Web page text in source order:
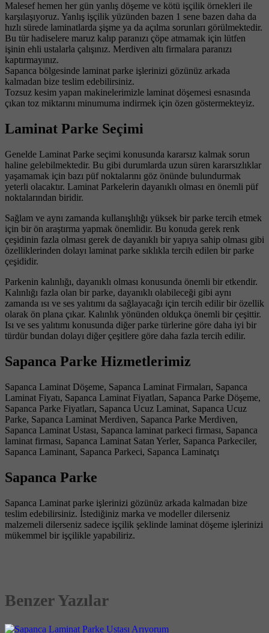
Malesef hemen her gün yanlış döşeme ve kötü işçilik örnekleri ile
karşılaşıyoruz. Yanlış işçilik yüzünden bazen 1 sene bazen daha da
hızlı sürede laminatlarda şişme ya da açılma sorunları görülmektedir.
Bu tür hadiselere maruz kalıp paranızı çöpe atmamak için lütfen
işinin ehli ustalarla çalışınız. Merdiven altı firmalara paranızı
kaptırmayınız.
Sapanca bölgesinde laminat parke işlerinizi gözünüz arkada
kalmadan bize teslim edebilirsiniz.
Tozsuz kesim yapan makinelerimizle laminat döşemesi esnasında
çıkan toz miktarını minumuma indirmek için özen göstermekteyiz.
Laminat Parke Seçimi
Genelde Laminat Parke seçimi konusunda kararsız kalmak sorun
haline gelebilmektedir. Bu gibi durumlarda uzun süren kararsızlıklar
yaşamamak için bazı püf noktalarını göz önünde bulundurmak
yeterli olacaktır. Laminat Parkelerin dayanıklı olması en önemli püf
noktalarından biridir.
Sağlam ve aynı zamanda kullanışlılığı yüksek bir parke tercih etmek
için bir ön araştırma yapmak önemlidir. Bu konuda gerek renk
çeşidinin fazla olması gerek de dayanıklı bir yapıya sahip olması gibi
özelliklerinden dolayı laminat parke sıklıkla tercih edilen bir parke
çeşididir.
Parkenin kalınlığı, dayanıklı olması konusunda önemli bir etkendir.
Kalınlığı fazla olan bir parke, dayanıklı olabileceği gibi aynı
zamanda ısı ve ses yalıtımı da sağlayacağı için tercih edilir bir özellik
olarak ön plana çıkar. Kalınlık yönünden oldukça önemli bir çeşittir.
Isı ve ses yalıtımı konusunda diğer parke türlerine göre daha iyi bir
türdür bundan dolayı diğer çeşitlere göre daha fazla tercih edilir.
Sapanca Parke Hizmetlerimiz
Sapanca Laminat Döşeme, Sapanca Laminat Firmaları, Sapanca
Laminat Fiyatı, Sapanca Laminat Fiyatları, Sapanca Parke Döşeme,
Sapanca Parke Fiyatları, Sapanca Ucuz Laminat, Sapanca Ucuz
Parke, Sapanca Laminat Merdiven, Sapanca Parke Merdiven,
Sapanca Laminat Ustası, Sapanca laminat parkeci firması, Sapanca
laminat firması, Sapanca Laminat Satan Yerler, Sapanca Parkeciler,
Sapanca Laminant, Sapanca Parkeci, Sapanca Laminatçı
Sapanca Parke
Sapanca Laminat parke işlerinizi gözünüz arkada kalmadan bize
teslim edebilirsiniz. İstediğiniz marka ve modeller dilerseniz
malzemeli dilerseniz sadece işçilik şeklinde laminat döşeme işlerinizi
mükemmel bir işçilikle yapabiliriz.
Benzer Yazılar